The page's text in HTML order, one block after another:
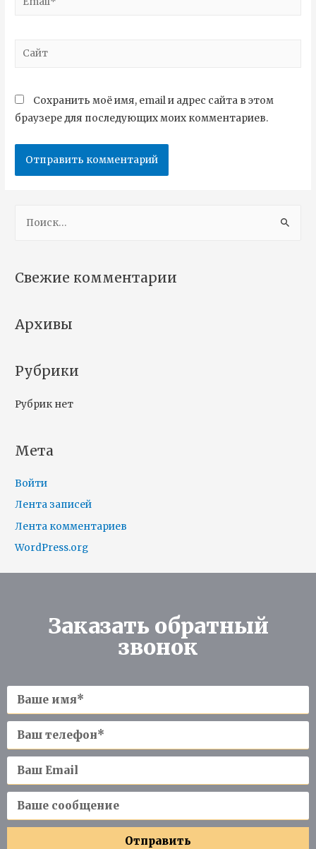
Сохранить моё имя, email и адрес сайта в этом
браузере для последующих моих комментариев.
Свежие комментарии
Архивы
Рубрики
Рубрик нет
Мета
Войти
Лента записей
Лента комментариев
WordPress.org
Заказать обратный
звонок
Отправить